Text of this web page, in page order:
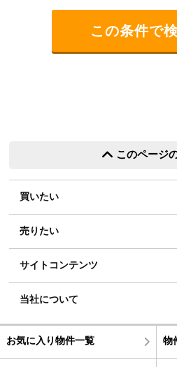
このページ
買いたい
売りたい
サイトコンテンツ
当社について
お気に入り物件一覧 物